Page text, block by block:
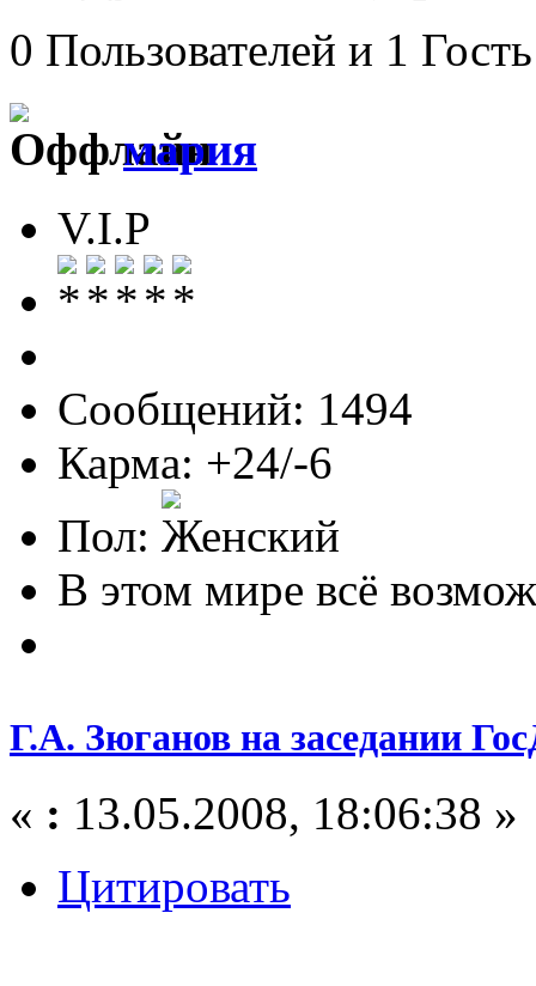
0 Пользователей и 1
мария
V.I.P
Сообщений: 1494
Карма: +24/-6
Пол:
В этом мире всё
Г.А. Зюганов на заседании
« : 13.05.2008, 18:06:38 »
Цитировать